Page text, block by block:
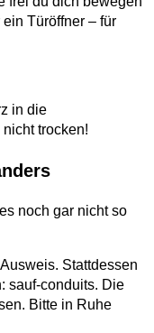
Türöffner – für
in die
trocken!
noch gar nicht so
Stattdessen
sauf-conduits. Die
Bitte in Ruhe